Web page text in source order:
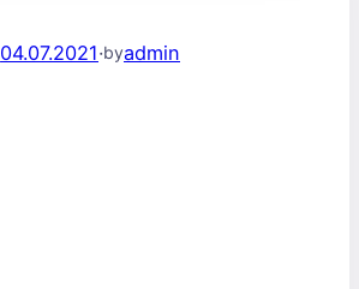
04.07.2021·byadmin